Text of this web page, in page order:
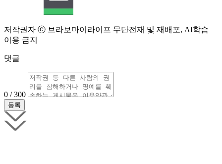
저작권자 ⓒ 브라보마이라이프 무단전재 및 재배포, AI학습
이용 금지
댓글
0 / 300